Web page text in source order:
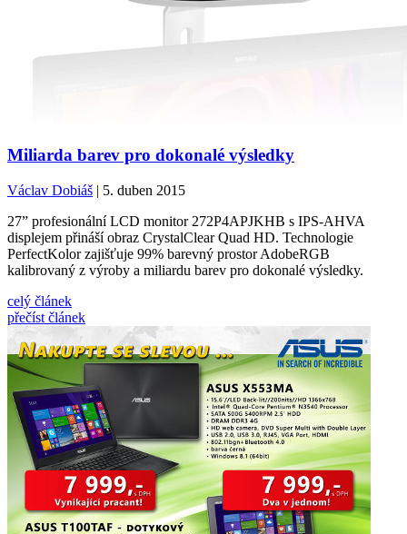
Miliarda barev pro dokonalé výsledky
Václav Dobiáš | 5. duben 2015
27” profesionální LCD monitor 272P4APJKHB s IPS-AHVA
displejem přináší obraz CrystalClear Quad HD. Technologie
PerfectKolor zajišťuje 99% barevný prostor AdobeRGB
kalibrovaný z výroby a miliardu barev pro dokonalé výsledky.
celý článek
přečíst článek